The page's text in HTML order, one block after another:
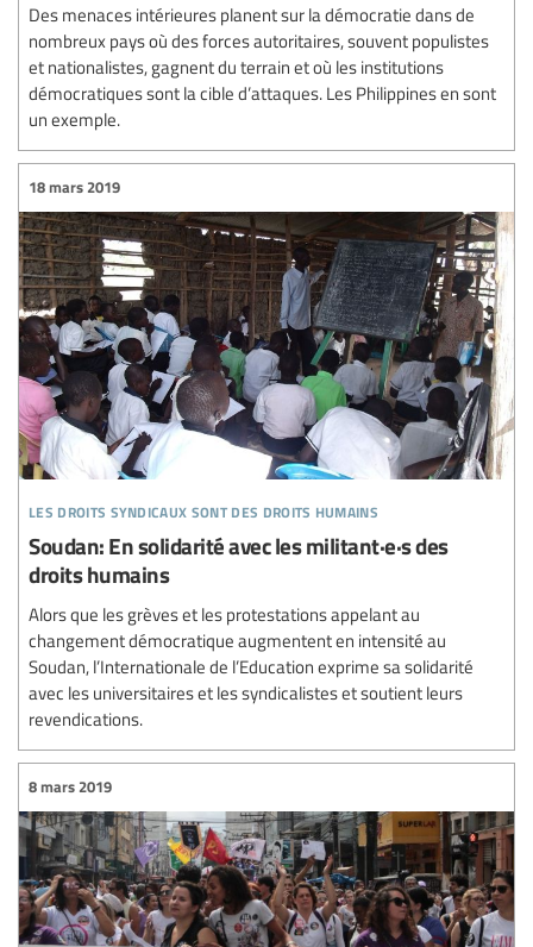
Des menaces intérieures planent sur la démocratie dans de
nombreux pays où des forces autoritaires, souvent populistes
et nationalistes, gagnent du terrain et où les institutions
démocratiques sont la cible d’attaques. Les Philippines en sont
un exemple.
les droits syndicaux sont des droits humains
18 mars 2019
Soudan: En solidarité avec les militant·e·s des
droits humains
Alors que les grèves et les protestations appelant au
changement démocratique augmentent en intensité au
Soudan, l’Internationale de l’Education exprime sa solidarité
avec les universitaires et les syndicalistes et soutient leurs
revendications.
8 mars 2019